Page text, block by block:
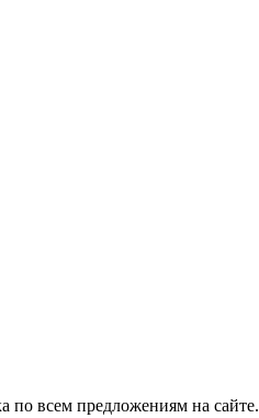
по всем предложениям на сайте.